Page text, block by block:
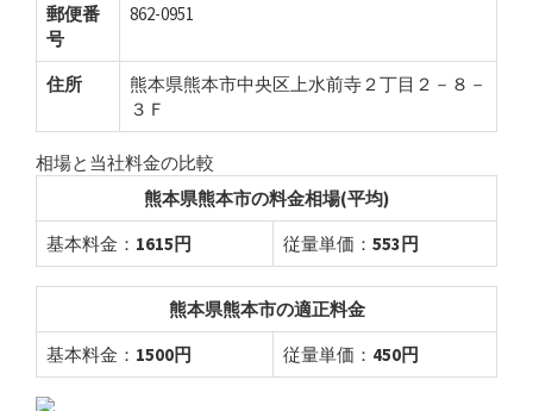
郵便番
号
862-0951
住所
熊本県熊本市中央区上水前寺２丁目２－８－
３Ｆ
相場と当社料金の比較
熊本県熊本市の料金相場(平均)
基本料金： 1615円 従量単価： 553円
熊本県熊本市の適正料金
基本料金： 1500円 従量単価： 450円